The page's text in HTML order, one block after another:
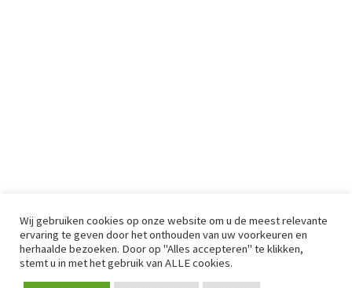
Wij gebruiken cookies op onze website om u de meest relevante
ervaring te geven door het onthouden van uw voorkeuren en
herhaalde bezoeken. Door op "Alles accepteren" te klikken,
stemt u in met het gebruik van ALLE cookies.